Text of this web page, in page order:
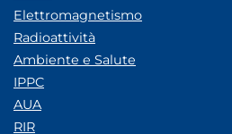
Elettromagnetismo
Radioattività
Ambiente e Salute
IPPC
AUA
RIR